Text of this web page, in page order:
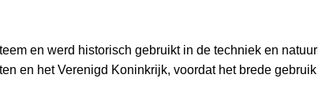
en werd historisch gebruikt in de techniek en
en het Verenigd Koninkrijk, voordat het brede